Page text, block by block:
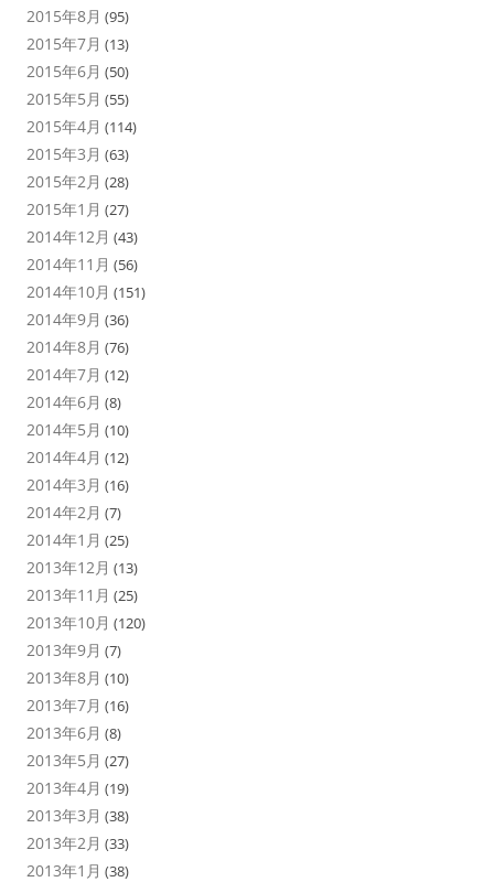
2015年8月 (95)
2015年7月 (13)
2015年6月 (50)
2015年5月 (55)
2015年4月 (114)
2015年3月 (63)
2015年2月 (28)
2015年1月 (27)
2014年12月 (43)
2014年11月 (56)
2014年10月 (151)
2014年9月 (36)
2014年8月 (76)
2014年7月 (12)
2014年6月 (8)
2014年5月 (10)
2014年4月 (12)
2014年3月 (16)
2014年2月 (7)
2014年1月 (25)
2013年12月 (13)
2013年11月 (25)
2013年10月 (120)
2013年9月 (7)
2013年8月 (10)
2013年7月 (16)
2013年6月 (8)
2013年5月 (27)
2013年4月 (19)
2013年3月 (38)
2013年2月 (33)
2013年1月 (38)